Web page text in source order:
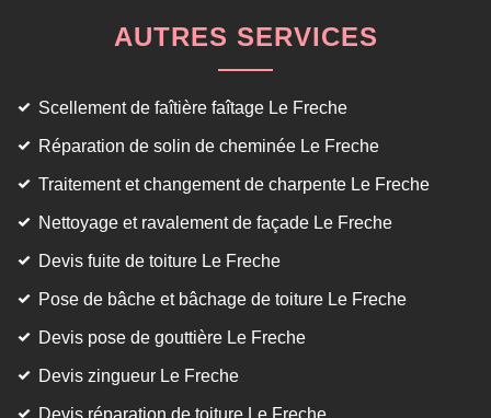
AUTRES SERVICES
Scellement de faîtière faîtage Le Freche
Réparation de solin de cheminée Le Freche
Traitement et changement de charpente Le Freche
Nettoyage et ravalement de façade Le Freche
Devis fuite de toiture Le Freche
Pose de bâche et bâchage de toiture Le Freche
Devis pose de gouttière Le Freche
Devis zingueur Le Freche
Devis réparation de toiture Le Freche